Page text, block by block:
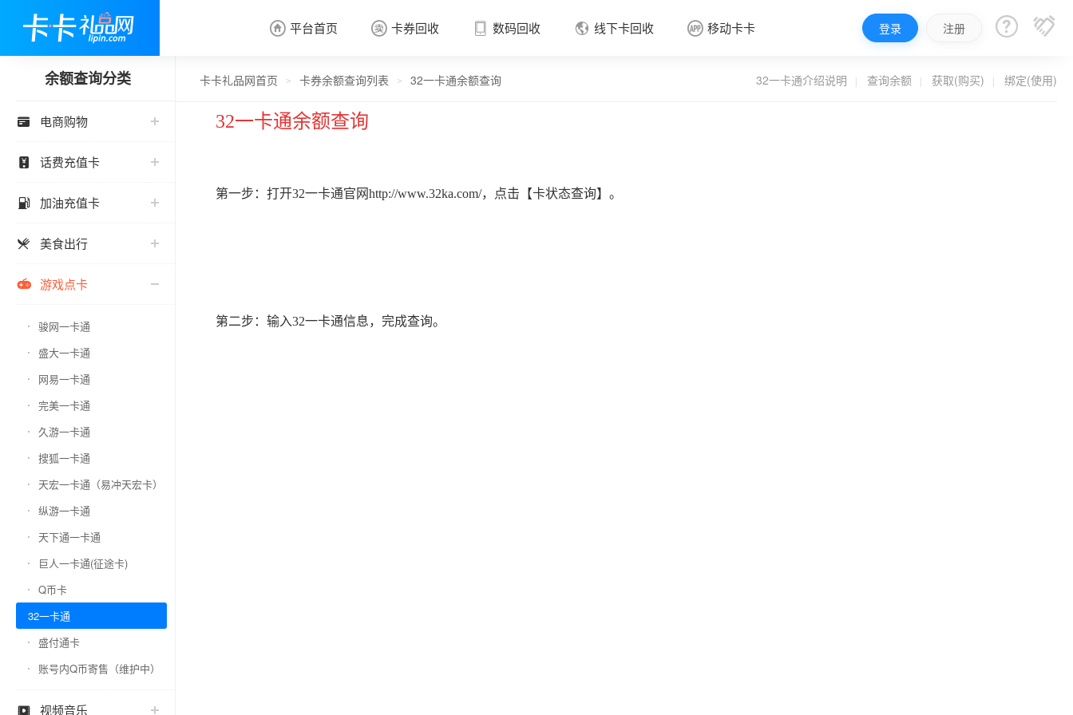
 平台首页  卡券回收
 卡券回收
 数码回收  线下卡回收  移动卡卡 登录 注册  
余额查询分类
 电商购物
 话费充值卡
 加油充值卡
 美食出行
 游戏点卡
骏网一卡通
盛大一卡通
网易一卡通
完美一卡通
久游一卡通
搜狐一卡通
天宏一卡通（易冲天宏卡）
纵游一卡通
天下通一卡通
巨人一卡通(征途卡)
Q币卡
32一卡通
盛付通卡
账号内Q币寄售（维护中）
 视频音乐
32一卡通介绍说明 查询余额 获取(购买) 绑定(使用)
卡卡礼品网首页 > 卡券余额查询列表 > 32一卡通余额查询
32一卡通余额查询
第一步：打开32一卡通官网http://www.32ka.com/，点击【卡状态查询】。
第二步：输入32一卡通信息，完成查询。